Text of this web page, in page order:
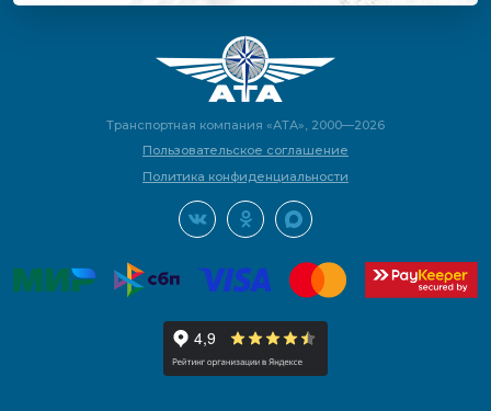
Транспортная компания «АТА», 2000—2026
Пользовательское соглашение
Политика конфиденциальности